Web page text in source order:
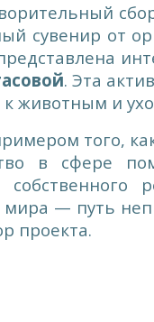
сувенир от
. Эта
животным и
того,
в сфере
— путь
проекта.